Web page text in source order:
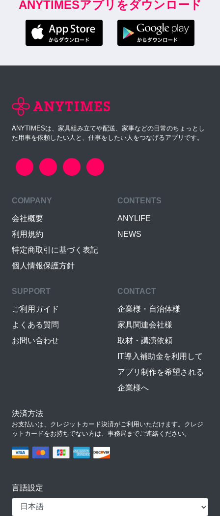
ANYTIMESアプリをダウンロード
ANYTIMESは、家具組み立てや配送、家事などの日常のちょっとし
た用事を依頼したい人と、仕事をしたい人をつなげるアプリです。
COMPANY
会社概要
利用規約
特定商取引に基づく表記
個人情報保護方針
CONTENTS
ANYLIFE
NEWS
SUPPORT
ご利用ガイド
よくある質問
お問い合わせ
CONTACT
企業様・自治体様
家具関連会社様
取材・講演依頼
IT導入補助金を利用して
アプリ制作を希望される
企業様へ
決済方法
お支払いは、クレジットカード決済がご利用いただけます。クレジ
ットカードをお持ちでない方は、事務局までご連絡ください。
言語設定